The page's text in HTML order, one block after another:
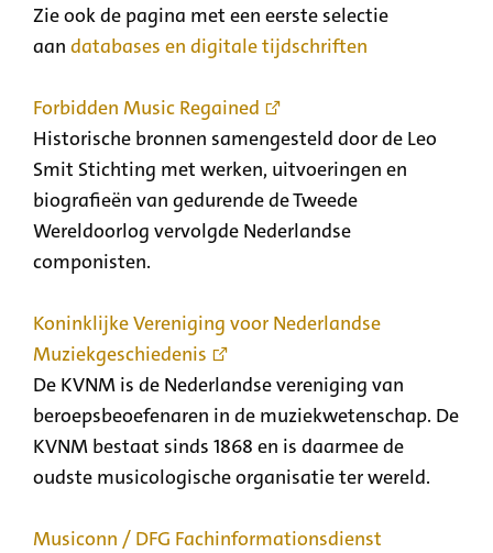
Zie ook de pagina met een eerste selectie
aan databases en digitale tijdschriften
Forbidden Music Regained
Historische bronnen samengesteld door de Leo
Smit Stichting met werken, uitvoeringen en
biografieën van gedurende de Tweede
Wereldoorlog vervolgde Nederlandse
componisten.
Koninklijke Vereniging voor Nederlandse
Muziekgeschiedenis
De KVNM is de Nederlandse vereniging van
beroepsbeoefenaren in de muziekwetenschap. De
KVNM bestaat sinds 1868 en is daarmee de
oudste musicologische organisatie ter wereld.
Musiconn / DFG Fachinformationsdienst